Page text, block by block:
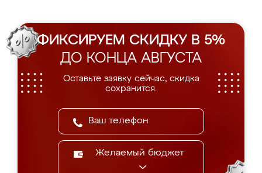
ФИКСИРУЕМ СКИДКУ В 5%
ДО КОНЦА АВГУСТА
Оставьте заявку сейчас, скидка
сохранится.
Желаемый бюджет